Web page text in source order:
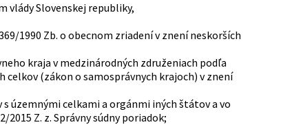
vlády Slovenskej republiky,
1990 Zb. o obecnom zriadení v znení neskorších
kraja v medzinárodných združeniach podľa
celkov (zákon o samosprávnych krajoch) v znení
s územnými celkami a orgánmi iných štátov a vo
Z. z. Správny súdny poriadok;